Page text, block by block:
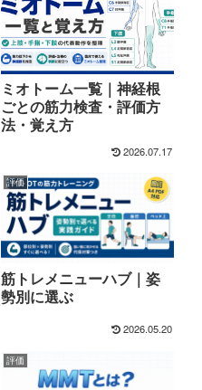
ミオトーム一覧｜神経根
ごとの筋力検査・評価方
法・覚え方
2026.07.17
評価
筋トレメニューハブ｜姿
勢別に選ぶ
2026.05.20
評価